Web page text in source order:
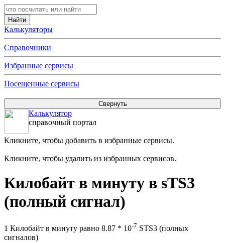
Калькуляторы
Справочники
Избранные сервисы
Посещенные сервисы
Калькулятор
справочный портал
Кликните, чтобы добавить в избранные сервисы.
Кликните, чтобы удалить из избранных сервисов.
Килобайт в минуту в sTS3
(полный сигнал)
1 Килобайт в минуту равно 8.87 * 10-7 STS3 (полных
сигналов)